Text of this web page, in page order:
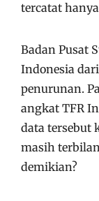
tercatat
Badan Pusat
Indonesia
penurunan.
angkat TFR
data tersebut
masih
demikian?